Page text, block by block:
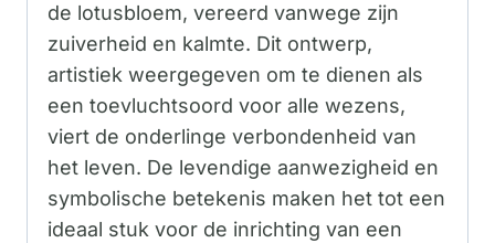
de lotusbloem, vereerd vanwege zijn
zuiverheid en kalmte. Dit ontwerp,
artistiek weergegeven om te dienen als
een toevluchtsoord voor alle wezens,
viert de onderlinge verbondenheid van
het leven. De levendige aanwezigheid en
symbolische betekenis maken het tot een
ideaal stuk voor de inrichting van een